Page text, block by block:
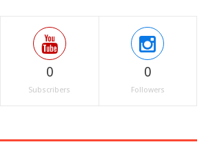
0
Subscribers
0
Followers